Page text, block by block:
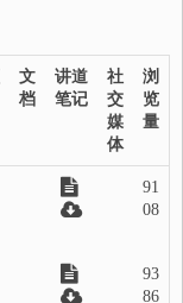
文
档
讲道
笔记
社
交
媒
体
浏
览
量
91
08
93
86